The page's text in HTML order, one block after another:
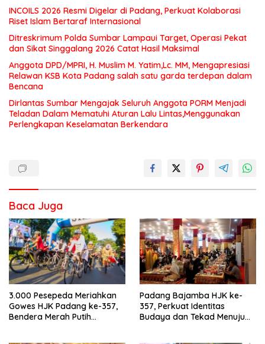
INCOILS 2026 Resmi Digelar di Padang, Perkuat Kolaborasi
Riset Islam Bertaraf Internasional
Ditreskrimum Polda Sumbar Lampaui Target, Operasi Pekat
dan Sikat Singgalang 2026 Catat Hasil Maksimal
Anggota DPD/MPRI, H. Muslim M. Yatim,Lc. MM, Mengapresiasi
Relawan KSB Kota Padang salah satu garda terdepan dalam
Bencana
Dirlantas Sumbar Mengajak Seluruh Anggota PORM Menjadi
Teladan Dalam Mematuhi Aturan Lalu Lintas,Menggunakan
Perlengkapan Keselamatan Berkendara
Baca Juga
3.000 Pesepeda Meriahkan
Gowes HJK Padang ke-357,
Bendera Merah Putih
Padang Bajamba HJK ke-
357, Perkuat Identitas
Budaya dan Tekad Menuju